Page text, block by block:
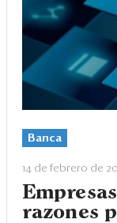
Banca
14 de febrero de
razones